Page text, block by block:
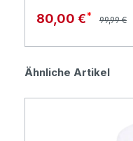
Verkaufspreis:
80,00 € 99,99 €
Produktgalerie
Ähnliche Artikel